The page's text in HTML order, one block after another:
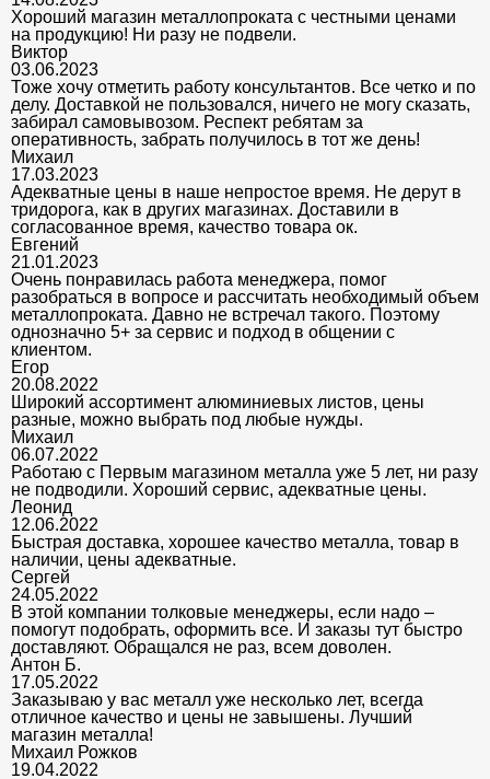
Хороший магазин металлопроката с честными ценами
на продукцию! Ни разу не подвели.
Виктор
03.06.2023
Тоже хочу отметить работу консультантов. Все четко и по
делу. Доставкой не пользовался, ничего не могу сказать,
забирал самовывозом. Респект ребятам за
оперативность, забрать получилось в тот же день!
Михаил
17.03.2023
Адекватные цены в наше непростое время. Не дерут в
тридорога, как в других магазинах. Доставили в
согласованное время, качество товара ок.
Евгений
21.01.2023
Очень понравилась работа менеджера, помог
разобраться в вопросе и рассчитать необходимый объем
металлопроката. Давно не встречал такого. Поэтому
однозначно 5+ за сервис и подход в общении с
клиентом.
Егор
20.08.2022
Широкий ассортимент алюминиевых листов, цены
разные, можно выбрать под любые нужды.
Михаил
06.07.2022
Работаю с Первым магазином металла уже 5 лет, ни разу
не подводили. Хороший сервис, адекватные цены.
Леонид
12.06.2022
Быстрая доставка, хорошее качество металла, товар в
наличии, цены адекватные.
Сергей
24.05.2022
В этой компании толковые менеджеры, если надо –
помогут подобрать, оформить все. И заказы тут быстро
доставляют. Обращался не раз, всем доволен.
Антон Б.
17.05.2022
Заказываю у вас металл уже несколько лет, всегда
отличное качество и цены не завышены. Лучший
магазин металла!
Михаил Рожков
19.04.2022